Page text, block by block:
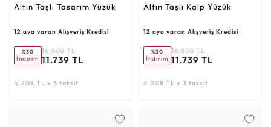
Altın Taşlı Tasarım Yüzük
12 aya varan Alışveriş Kredisi
%30
İndirim
16.808 TL
11.739 TL
4.208 TL x 3 taksit
Altın Taşlı Kalp Yüzük
12 aya varan Alışveriş Kredisi
%30
İndirim
16.808 TL
11.739 TL
4.208 TL x 3 taksit